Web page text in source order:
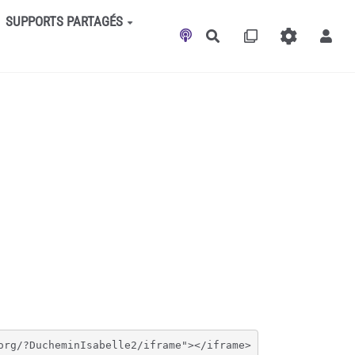
SUPPORTS PARTAGÉS
Rechercher
<iframe class="auto-resize" width="100%" scroll="no" frameborder="0" src="https://larobustesse.org/?DucheminIsabelle2/iframe"></iframe>